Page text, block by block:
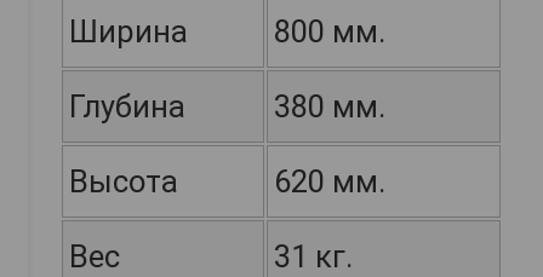
Ширина 800 мм.
Глубина 380 мм.
Высота 620 мм.
Вес 31 кг.